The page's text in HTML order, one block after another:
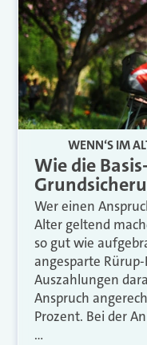
WENN‘S IM
Wie die
Wer einen
Alter geltend
so gut wie
angesparte
Auszahlungen
Anspruch
Prozent. Bei der
…